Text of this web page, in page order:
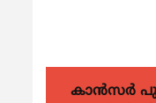
കാന്‍സര്‍